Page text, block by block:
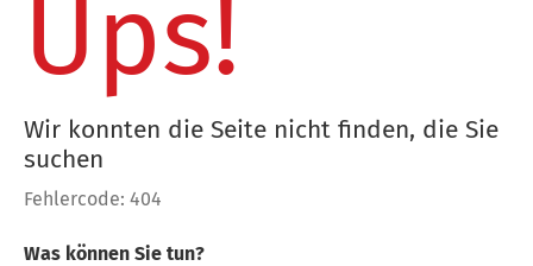
Ups!
Wir konnten die Seite nicht finden, die Sie
suchen
Fehlercode: 404
Was können Sie tun?